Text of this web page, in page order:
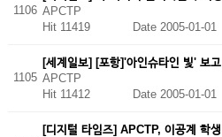
1106 APCTP
Hit 11419
Date 2005-01-01
1105
[세계일보] [포항]'아인슈타인 빛' 보
APCTP
Hit 11412
Date 2005-01-01
[디지털 타임즈] APCTP, 이공계 학